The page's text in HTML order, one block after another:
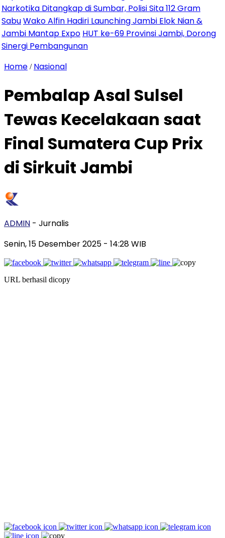
Ditangkap di Sumbar, Polisi Sita 112 Gram
Alfin Hadiri Launching Jambi Elok Nian &
Expo HUT ke-69 Provinsi Jambi, Dorong
Home / Nasional
Pembalap Asal Sulsel
Tewas Kecelakaan saat
Final Sumatera Cup Prix
di Sirkuit Jambi
ADMIN - Jurnalis
Senin, 15 Desember 2025 - 14:28 WIB
URL berhasil dicopy